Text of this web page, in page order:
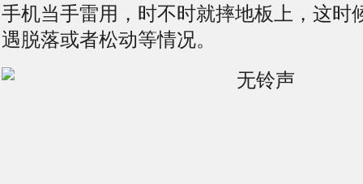
手机当手雷用，时不时就摔地板上，这时
遇脱落或者松动等情况。